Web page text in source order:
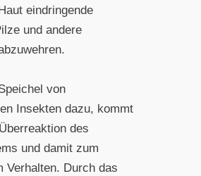
eindringende
und andere
von
Insekten dazu, kommt
des
und damit zum
Verhalten. Durch das